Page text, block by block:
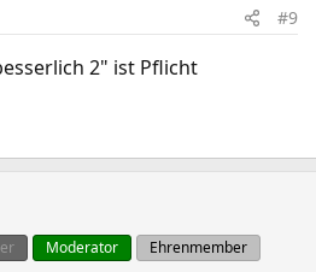
#9
2" ist Pflicht
Moderator Ehrenmember